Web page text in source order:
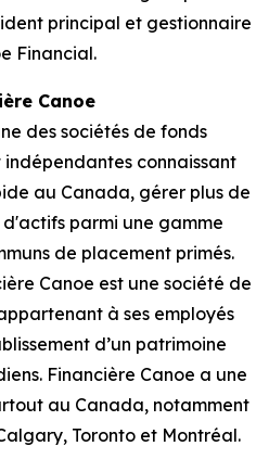
principal et gestionnaire
Financial.
Canoe
des sociétés de fonds
connaissant
au Canada, gérer plus de
parmi une gamme
de placement primés.
Canoe est une société de
à ses employés
d’un patrimoine
Financière Canoe a une
au Canada, notamment
Toronto et Montréal.